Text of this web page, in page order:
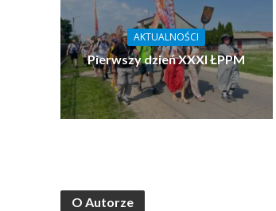
AKTUALNOŚCI
Pierwszy dzień XXXI ŁPPM
O Autorze